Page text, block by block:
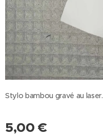
Stylo bambou gravé au laser.
5,00 €